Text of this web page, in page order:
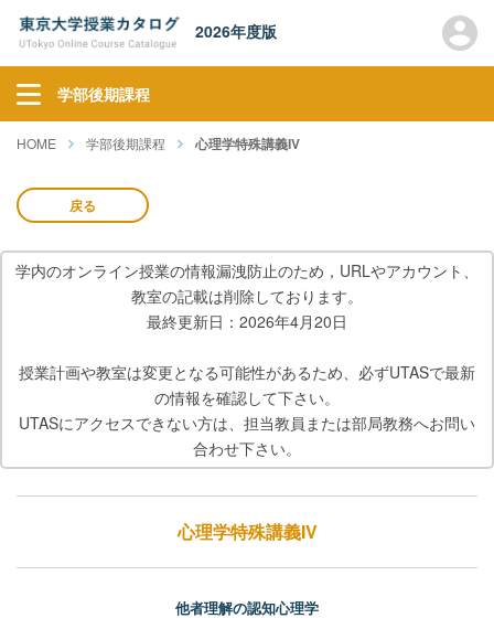
2026年度版
学部後期課程
HOME 学部後期課程 心理学特殊講義IV
戻る
学内のオンライン授業の情報漏洩防止のため，URLやアカウント、
教室の記載は削除しております。
最終更新日：2026年4月20日
授業計画や教室は変更となる可能性があるため、必ずUTASで最新
の情報を確認して下さい。
UTASにアクセスできない方は、担当教員または部局教務へお問い
合わせ下さい。
心理学特殊講義IV
他者理解の認知心理学